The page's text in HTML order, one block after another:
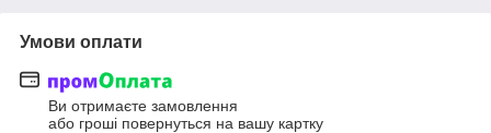
Умови оплати
Ви отримаєте замовлення
або гроші повернуться на вашу картку